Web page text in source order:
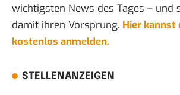
wichtigsten News des Tages – und
damit ihren Vorsprung. Hier kannst
kostenlos anmelden.
STELLENANZEIGEN